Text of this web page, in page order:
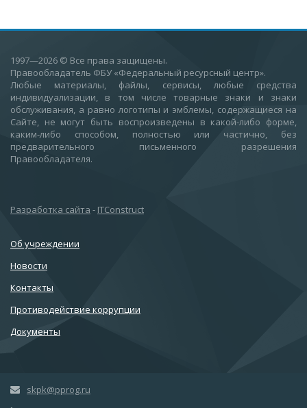
1997—2026 © Все права защищены.
Правообладатель ФБУ «Федеральный ресурсный центр».
Любые материалы, файлы, сервисы, любые средства
индивидуализации, в том числе товарные знаки и знаки
обслуживания, а равно логотипы и эмблемы, содержащиеся на
Сайте, не могут быть воспроизведены в какой-либо форме,
каким-либо способом, полностью или частично, без
предварительного письменного разрешения
Правообладателя.
Разработка сайта - ITConstruct
Об учреждении
Новости
Контакты
Противодействие коррупции
Документы
skpk@pprog.ru